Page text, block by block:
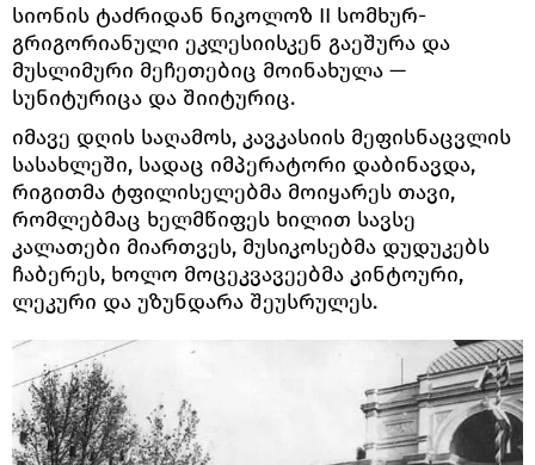
სიონის ტაძრიდან ნიკოლოზ II სომხურ-
გრიგორიანული ეკლესიისკენ გაეშურა და
მუსლიმური მეჩეთებიც მოინახულა —
სუნიტურიცა და შიიტურიც.
იმავე დღის საღამოს, კავკასიის მეფისნაცვლის
სასახლეში, სადაც იმპერატორი დაბინავდა,
რიგითმა ტფილისელებმა მოიყარეს თავი,
რომლებმაც ხელმწიფეს ხილით სავსე
კალათები მიართვეს, მუსიკოსებმა დუდუკებს
ჩაბერეს, ხოლო მოცეკვავეებმა კინტოური,
ლეკური და უზუნდარა შეუსრულეს.